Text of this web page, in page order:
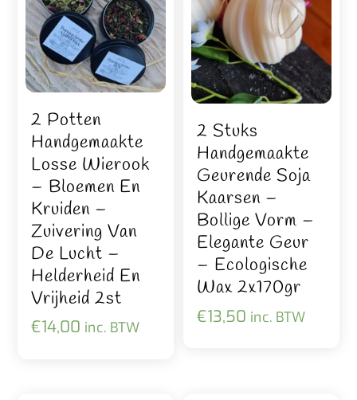
2 Potten
Handgemaakte
Losse Wierook
– Bloemen En
Kruiden –
Zuivering Van
De Lucht –
Helderheid En
Vrijheid 2st
€14,00 inc. BTW
2 Stuks
Handgemaakte
Geurende Soja
Kaarsen –
Bollige Vorm –
Elegante Geur
– Ecologische
Wax 2x170gr
€13,50 inc. BTW